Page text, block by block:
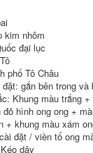
kim nhôm
đại lục
phố Tô Châu
gắn bên trong và
Khung màu trắng
hình ong ong +
+ khung màu xám
đặt / viền tổ ong
dây